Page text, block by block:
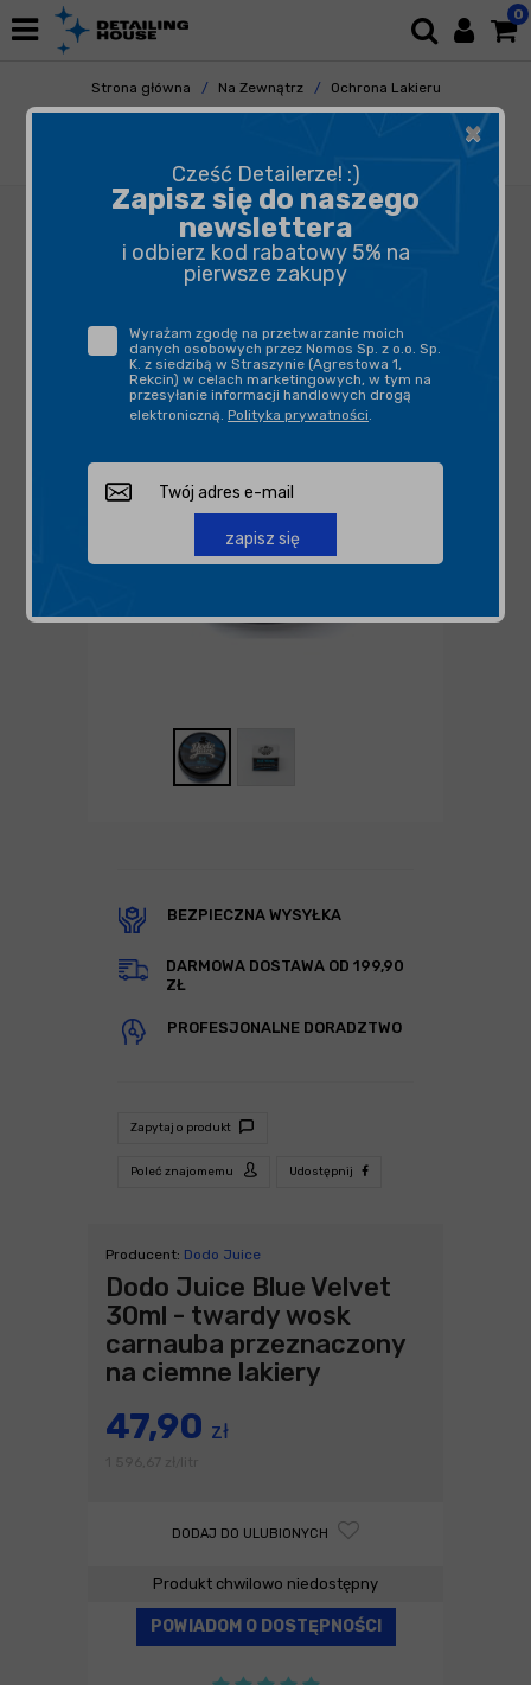
0
Strona główna Na Zewnątrz
Ochrona Lakieru
Woski
BEZPIECZNA WYSYŁKA
DARMOWA DOSTAWA OD 199,90
ZŁ
PROFESJONALNE DORADZTWO
Zapytaj o produkt
Poleć znajomemu Udostępnij
Producent: Dodo Juice
Dodo Juice Blue Velvet
30ml - twardy wosk
carnauba przeznaczony
na ciemne lakiery
47,90 zł
DODAJ DO ULUBIONYCH
Produkt chwilowo niedostępny
POWIADOM O DOSTĘPNOŚCI
×
Cześć Detailerze! :)
Zapisz się do naszego
newslettera
i odbierz kod rabatowy 5% na
pierwsze zakupy
Wyrażam zgodę na przetwarzanie moich
danych osobowych przez Nomos Sp. z o.o. Sp.
K. z siedzibą w Straszynie (Agrestowa 1,
Rekcin) w celach marketingowych, w tym na
przesyłanie informacji handlowych drogą
elektroniczną. Polityka prywatności.
zapisz się